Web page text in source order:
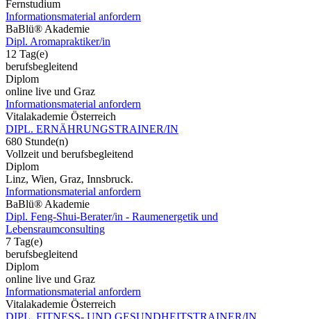
Fernstudium
Informationsmaterial anfordern
BaBlü® Akademie
Dipl. Aromapraktiker/in
12 Tag(e)
berufsbegleitend
Diplom
online live und Graz
Informationsmaterial anfordern
Vitalakademie Österreich
DIPL. ERNÄHRUNGSTRAINER/IN
680 Stunde(n)
Vollzeit und berufsbegleitend
Diplom
Linz, Wien, Graz, Innsbruck.
Informationsmaterial anfordern
BaBlü® Akademie
Dipl. Feng-Shui-Berater/in - Raumenergetik und
Lebensraumconsulting
7 Tag(e)
berufsbegleitend
Diplom
online live und Graz
Informationsmaterial anfordern
Vitalakademie Österreich
DIPL. FITNESS- UND GESUNDHEITSTRAINER/IN